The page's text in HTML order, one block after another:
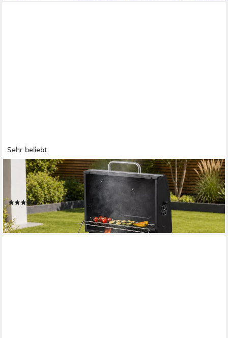
Sehr beliebt
STRATTORE
Holzkohlegrill Grill BBQ Grillwagen XL höhenverstellbar mit
Rädern
(23)
109,90 €
lieferbar - in 3-4 Werktagen bei dir